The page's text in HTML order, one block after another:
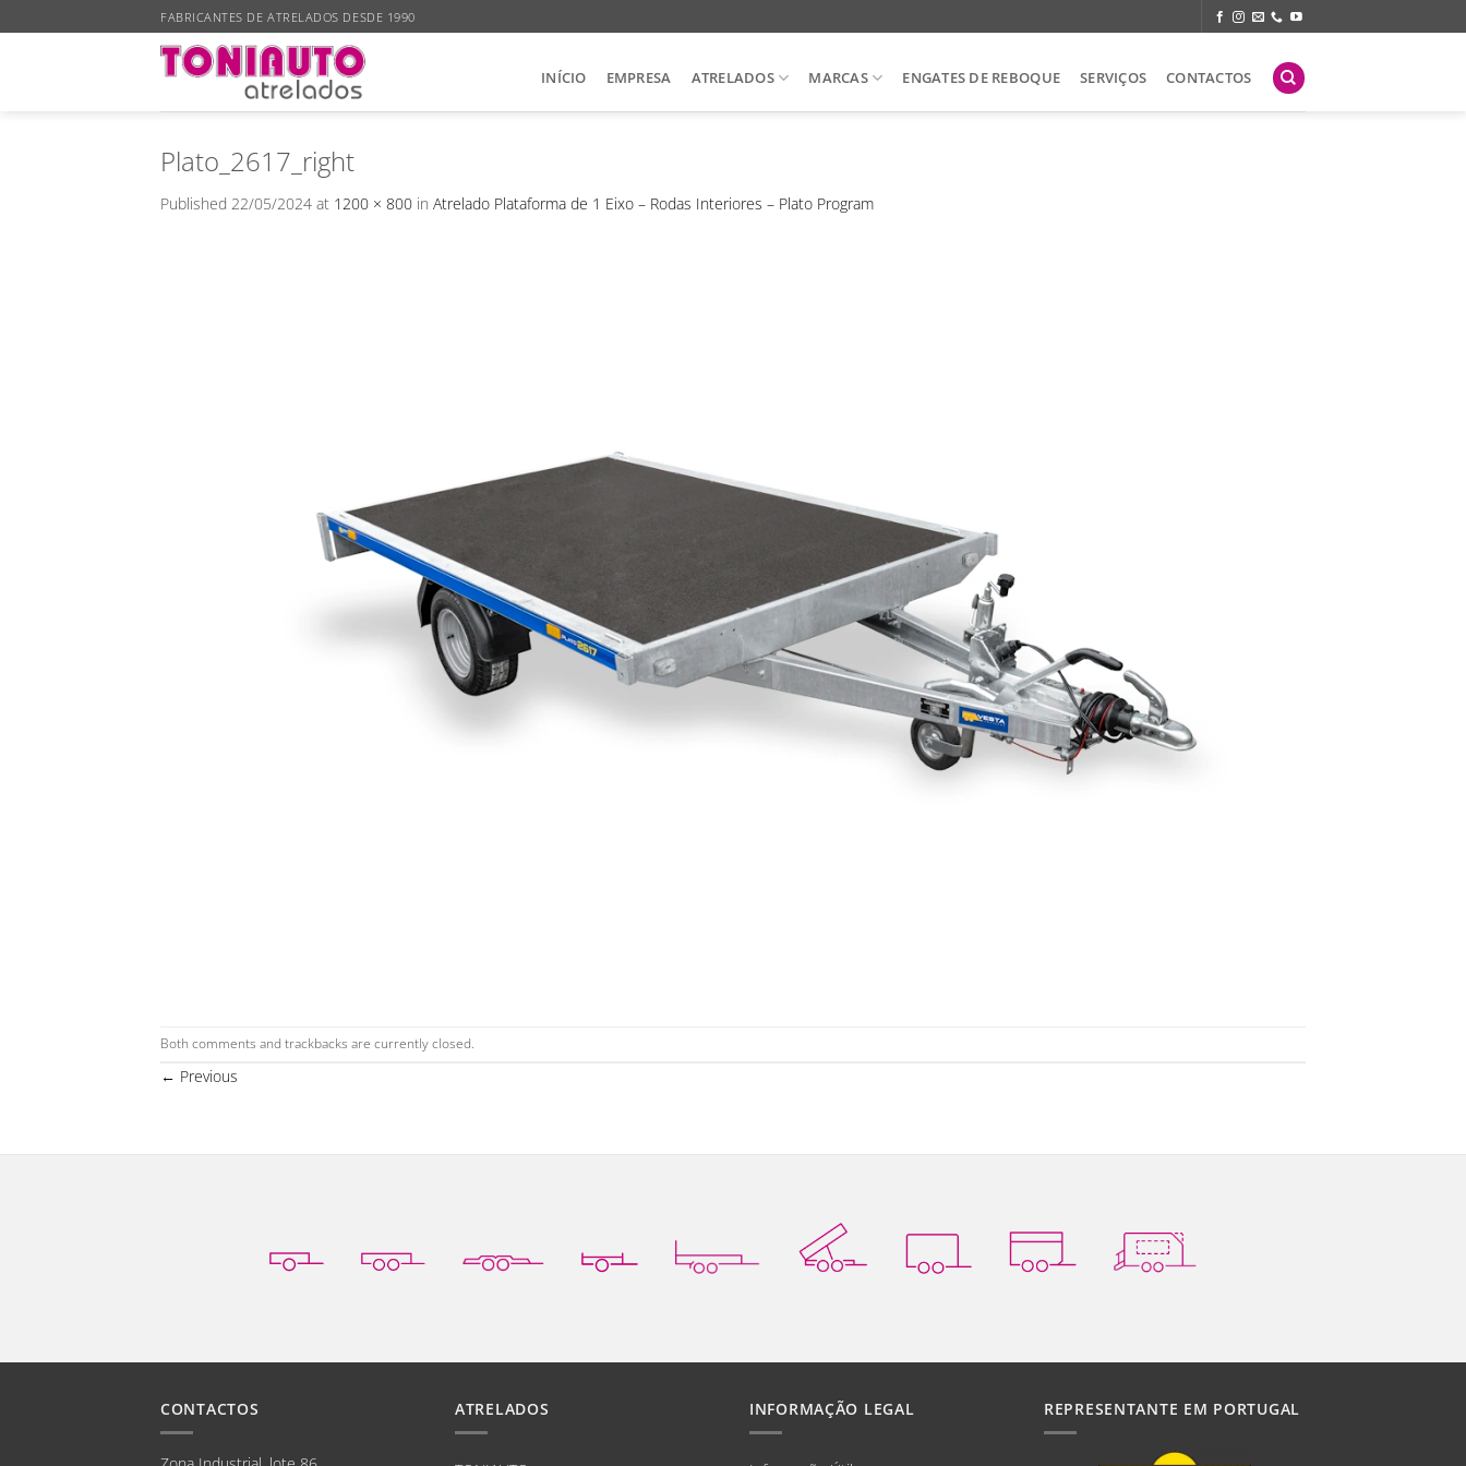
to
FABRICANTES DE ATRELADOS DESDE 1990
INÍCIO EMPRESA ATRELADOS MARCAS ENGATES DE REBOQUE SERVIÇOS CONTACTOS
Plato_2617_right
Published 22/05/2024 at 1200 × 800 in Atrelado Plataforma de 1 Eixo – Rodas Interiores – Plato Program
Both comments and trackbacks are currently closed.
← Previous
CONTACTOS ATRELADOS INFORMAÇÃO LEGAL REPRESENTANTE EM PORTUGAL